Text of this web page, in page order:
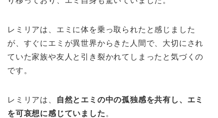
レミリアは、エミに体を乗っ取られたと感じました
が、すぐにエミが異世界からきた人間で、大切にされ
ていた家族や友人と引き裂かれてしまったと気づくの
です。
レミリアは、
自然とエミの中の孤独感を共有し、エミ
を可哀想に感じていました 。